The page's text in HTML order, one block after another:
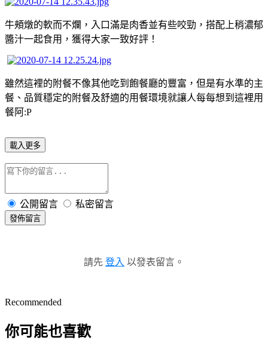
牛頰燉的軟而不爛，入口滿是肉香並有些咬勁，搭配上稍濃郁
醬汁一起食用，獲得大家一致好評！
雖然這裡的附餐不像其他吃到飽餐廳的豐富，但是有水準的主
餐、品質穩定的附餐及舒適的用餐環境就讓人每每想到這裡用
餐阿:P
載入更多
公開留言 私密留言
發佈留言
請先 登入 以發表留言。
Recommended
你可能也喜歡